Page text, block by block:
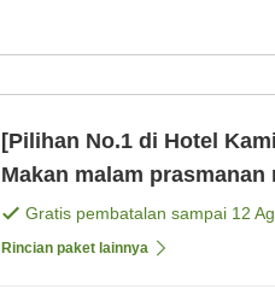
[Pilihan No.1 di Hotel
Makan malam
hidangan Jepang dan
Gratis pembatalan sampai 12
Rincian paket lainnya